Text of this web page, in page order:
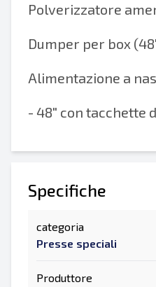
Polverizzatore
Dumper per box
Alimentazione a
- 48" con tacchette
Specifiche
categoria
Presse speciali
Produttore